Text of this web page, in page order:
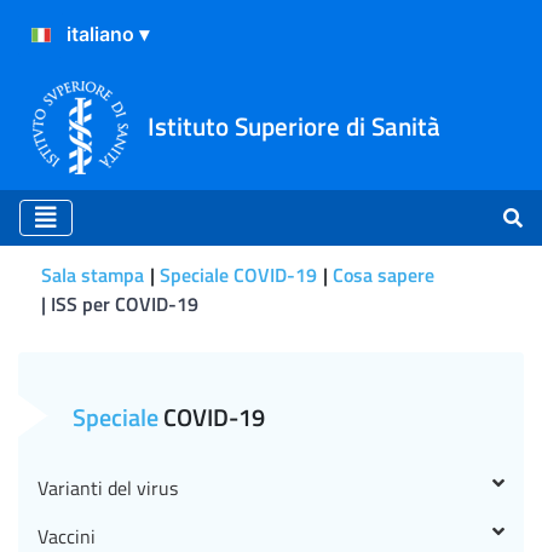
Istituto Superiore di Sanità
Sala stampa Speciale COVID-19 Cosa sapere
ISS per COVID-19
SpecialeCOVID-19
Varianti del virus
Vaccini